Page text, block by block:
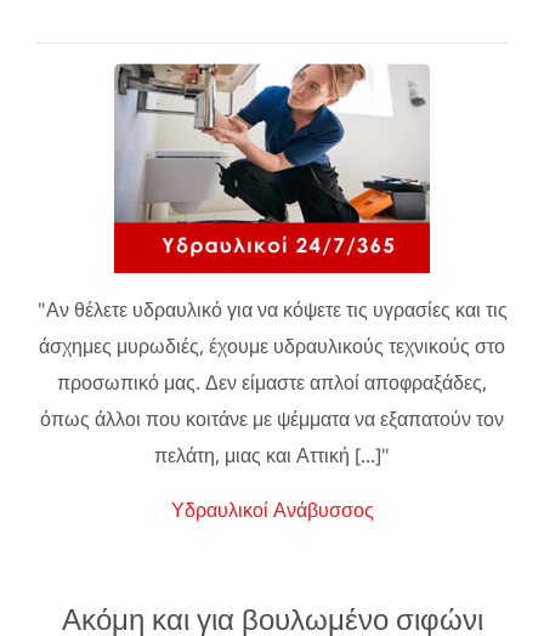
"Αν θέλετε υδραυλικό για να κόψετε τις υγρασίες και τις
άσχημες μυρωδιές, έχουμε υδραυλικούς τεχνικούς στο
προσωπικό μας. Δεν είμαστε απλοί αποφραξάδες,
όπως άλλοι που κοιτάνε με ψέμματα να εξαπατούν τον
πελάτη, μιας και Αττική [...]"
Υδραυλικοί Ανάβυσσος
Ακόμη και για βουλωμένο σιφώνι